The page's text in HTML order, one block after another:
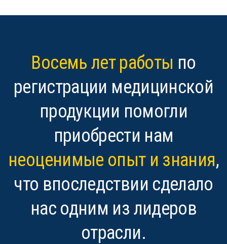
Восемь лет работы по
регистрации медицинской
продукции помогли
приобрести нам
неоценимые опыт и знания,
что впоследствии сделало
нас одним из лидеров
отрасли.